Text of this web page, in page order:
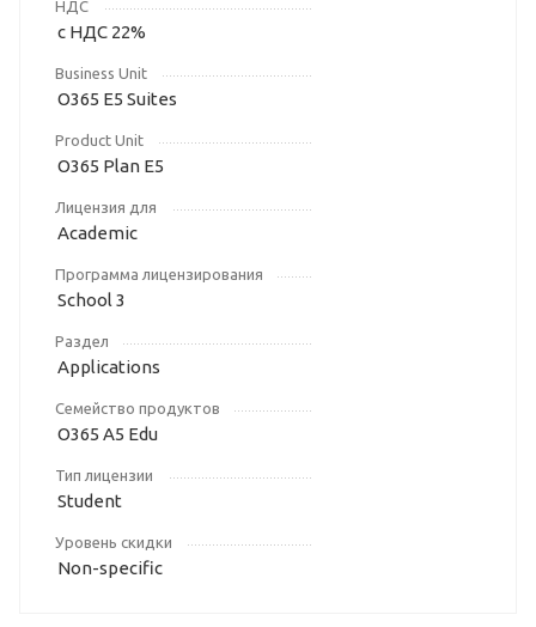
НДС
с НДС 22%
Business Unit
O365 E5 Suites
Product Unit
O365 Plan E5
Лицензия для
Academic
Программа лицензирования
School 3
Раздел
Applications
Семейство продуктов
O365 A5 Edu
Тип лицензии
Student
Уровень скидки
Non-specific